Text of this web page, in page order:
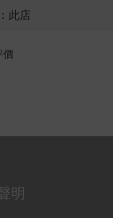
價
明